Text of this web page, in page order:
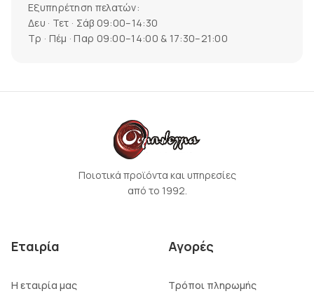
Εξυπηρέτηση πελατών:
Δευ · Τετ · Σάβ 09:00–14:30
Τρ · Πέμ · Παρ 09:00–14:00 & 17:30–21:00
Ποιοτικά προϊόντα και υπηρεσίες
από το 1992.
Εταιρία
Η εταιρία μας
Αγορές
Τρόποι πληρωμής